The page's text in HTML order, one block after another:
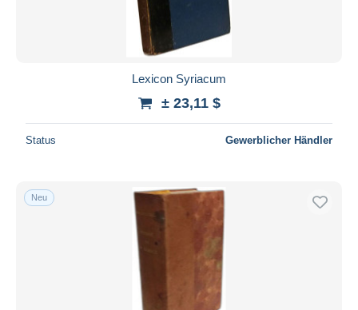
Lexicon Syriacum
± 23,11 $
Status Gewerblicher Händler
Neu